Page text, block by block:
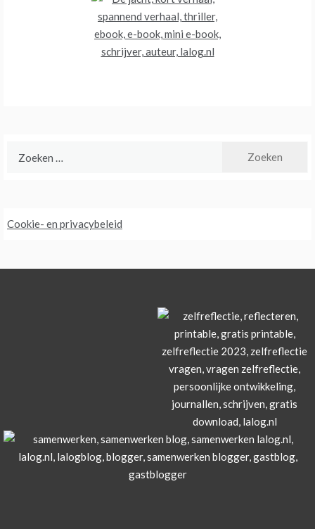
Cookie- en privacybeleid